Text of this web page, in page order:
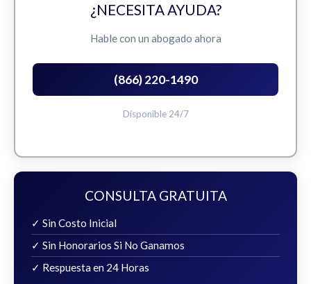
¿NECESITA AYUDA?
Hable con un abogado ahora
(866) 220-1490
Disponible 24/7
CONSULTA GRATUITA
✓ Sin Costo Inicial
✓ Sin Honorarios Si No Ganamos
✓ Respuesta en 24 Horas